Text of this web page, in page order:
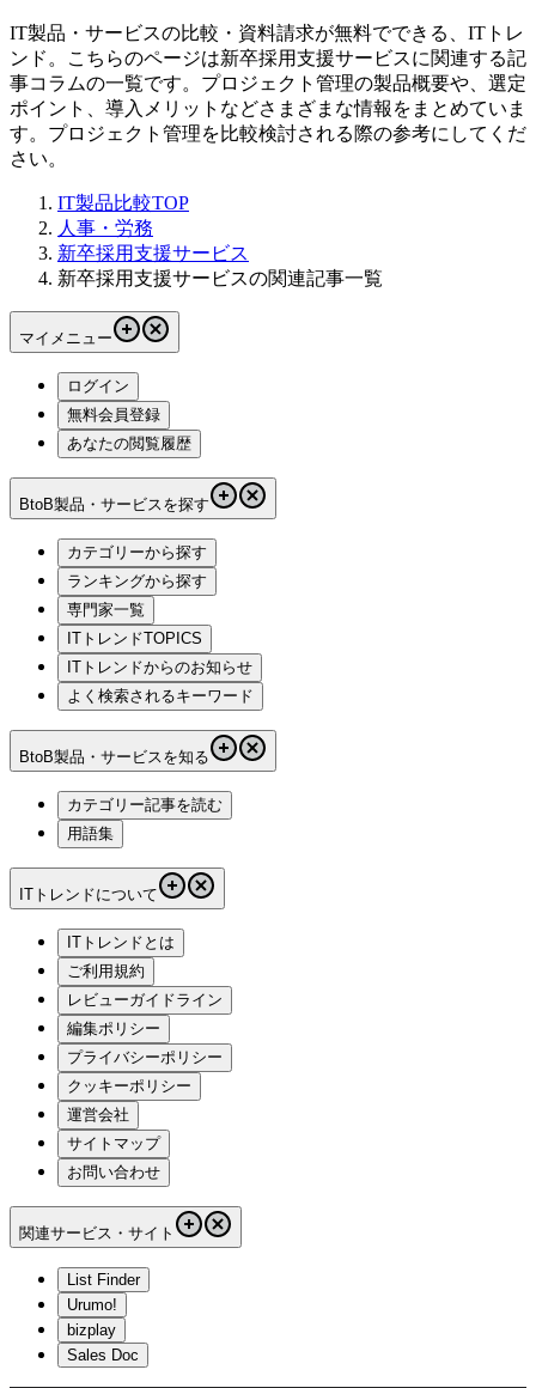
IT製品・サービスの比較・資料請求が無料でできる、ITトレ
ンド。こちらのページは新卒採用支援サービスに関連する記
事コラムの一覧です。プロジェクト管理の製品概要や、選定
ポイント、導入メリットなどさまざまな情報をまとめていま
す。プロジェクト管理を比較検討される際の参考にしてくだ
さい。
IT製品比較TOP
人事・労務
新卒採用支援サービス
新卒採用支援サービスの関連記事一覧
マイメニュー
ログイン
無料会員登録
あなたの閲覧履歴
BtoB製品・サービスを探す
カテゴリーから探す
ランキングから探す
専門家一覧
ITトレンドTOPICS
ITトレンドからのお知らせ
よく検索されるキーワード
BtoB製品・サービスを知る
カテゴリー記事を読む
用語集
ITトレンドについて
ITトレンドとは
ご利用規約
レビューガイドライン
編集ポリシー
プライバシーポリシー
クッキーポリシー
運営会社
サイトマップ
お問い合わせ
関連サービス・サイト
List Finder
Urumo!
bizplay
Sales Doc